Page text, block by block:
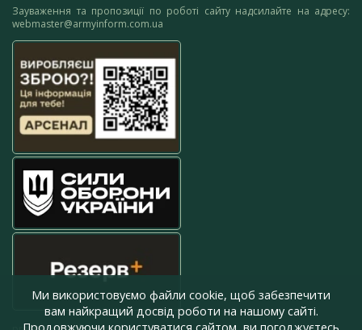
Зауваження та пропозиції по роботі сайту надсилайте на адресу:
webmaster@armyinform.com.ua
Ми використовуємо файли cookie, щоб забезпечити
вам найкращий досвід роботи на нашому сайті.